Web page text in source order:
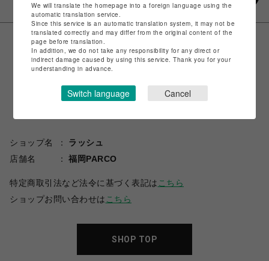
ショップ名
ラッシュ
店舗名
福岡PARCO
特定商取引法など法令に基づく表記は こちら
ショップお問い合わせは こちら
SHOP TOP
We will translate the homepage into a foreign language using the
automatic translation service.
Since this service is an automatic translation system, it may not be
translated correctly and may differ from the original content of the
page before translation.
In addition, we do not take any responsibility for any direct or
indirect damage caused by using this service. Thank you for your
understanding in advance.
Switch language Cancel